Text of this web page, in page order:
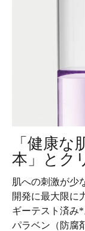
「健康
本」とク
肌への刺激が少
開発に最大限に
ギーテスト済み
パラベン（防腐